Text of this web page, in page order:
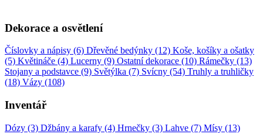
Dekorace a osvětlení
Číslovky a nápisy (6) Dřevěné bedýnky (12) Koše, košíky a ošatky
(5) Květináče (4) Lucerny (9) Ostatní dekorace (10) Rámečky (13)
Stojany a podstavce (9) Světýlka (7) Svícny (54) Truhly a truhličky
(18) Vázy (108)
Inventář
Dózy (3) Džbány a karafy (4) Hrnečky (3) Lahve (7) Mísy (13)